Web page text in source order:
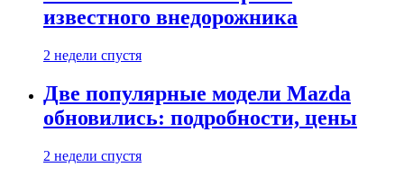
известного внедорожника
2 недели спустя
Две популярные модели Mazda
обновились: подробности, цены
2 недели спустя